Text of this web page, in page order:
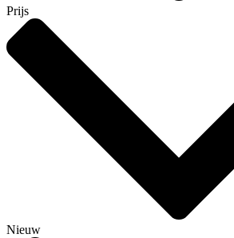
Prijs
Nieuw